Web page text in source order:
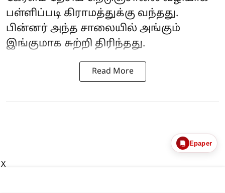
பள்ளிப்படி கிராமத்துக்கு வந்தது.
பின்னர் அந்த சாலையில் அங்கும்
இங்குமாக சுற்றி திரிந்தது.
Read More
Epaper
X